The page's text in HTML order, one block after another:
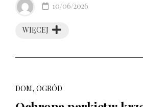
WIĘCEJ
10/06/2026
DOM, OGRÓD